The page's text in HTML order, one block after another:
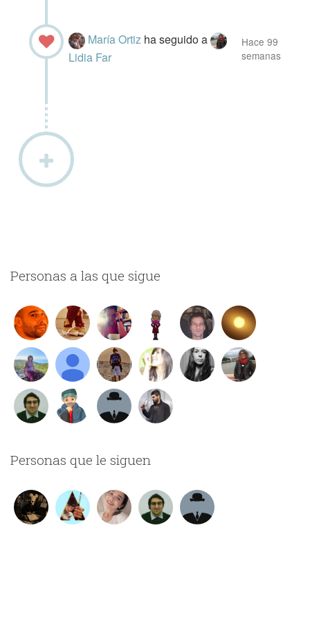
María Ortiz ha seguido a
Lidia Far
Hace 99
semanas
Personas a las que sigue
Personas que le siguen